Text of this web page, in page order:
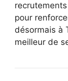
pour
désormais à
meilleur de